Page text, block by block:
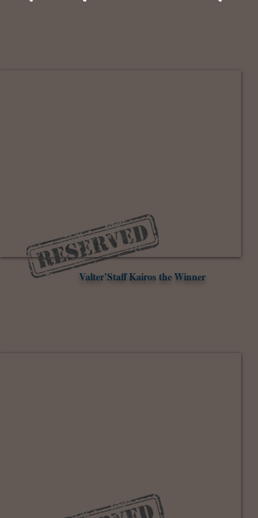
Valter’Staff Kairos the Winner